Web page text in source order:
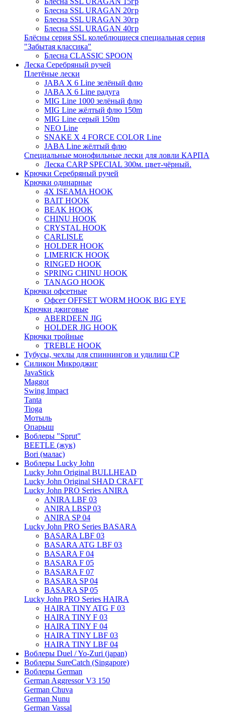
Блесна SSL URAGAN 20гр
Блесна SSL URAGAN 30гр
Блесна SSL URAGAN 40гр
Блёсны серия SSL колеблющиеся специальная серия
"Забытая классика"
Блесна CLASSIC SPOON
Леска Серебряный ручей
Плетёные лески
JABA X 6 Line зелёный флю
JABA X 6 Line радуга
MIG Line 1000 зелёный флю
MIG Line жёлтый флю 150m
MIG Line серый 150m
NEO Line
SNAKE X 4 FORCE COLOR Line
JABA Line жёлтый флю
Специальные монофильные лески для ловли КАРПА
Леска CARP SPECIAL 300м. цвет-чёрный.
Крючки Серебряный ручей
Крючки одинарные
4X ISEAMA HOOK
BAIT HOOK
BEAK HOOK
CHINU HOOK
CRYSTAL HOOK
CARLISLE
HOLDER HOOK
LIMERICK HOOK
RINGED HOOK
SPRING CHINU HOOK
TANAGO HOOK
Крючки офсетные
Офсет OFFSET WORM HOOK BIG EYE
Крючки джиговые
ABERDEEN JIG
HOLDER JIG HOOK
Крючки тройные
TREBLE HOOK
Тубусы, чехлы для спиннингов и удилищ СР
Силикон Микроджиг
JavaStick
Maggot
Swing Impact
Tanta
Tioga
Мотыль
Опарыш
Воблеры "Sprut"
BEETLE (жук)
Bori (малас)
Воблеры Lucky John
Lucky John Original BULLHEAD
Lucky John Original SHAD CRAFT
Lucky John PRO Series ANIRA
ANIRA LBF 03
ANIRA LBSP 03
ANIRA SP 04
Lucky John PRO Series BASARA
BASARA LBF 03
BASARA ATG LBF 03
BASARA F 04
BASARA F 05
BASARA F 07
BASARA SP 04
BASARA SP 05
Lucky John PRO Series HAIRA
HAIRA TINY ATG F 03
HAIRA TINY F 03
HAIRA TINY F 04
HAIRA TINY LBF 03
HAIRA TINY LBF 04
Воблеры Duel / Yo-Zuri (japan)
Воблеры SureCatch (Singapore)
Воблеры German
German Aggressor V3 150
German Chuva
German Nunu
German Vassal